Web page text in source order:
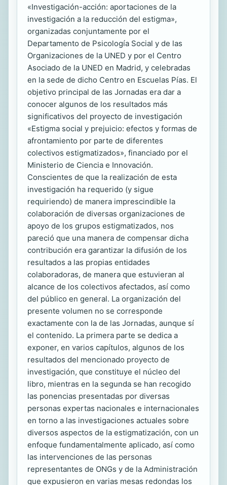
«Investigación-acción: aportaciones de la
investigación a la reducción del estigma»,
organizadas conjuntamente por el
Departamento de Psicología Social y de las
Organizaciones de la UNED y por el Centro
Asociado de la UNED en Madrid, y celebradas
en la sede de dicho Centro en Escuelas Pías. El
objetivo principal de las Jornadas era dar a
conocer algunos de los resultados más
significativos del proyecto de investigación
«Estigma social y prejuicio: efectos y formas de
afrontamiento por parte de diferentes
colectivos estigmatizados», financiado por el
Ministerio de Ciencia e Innovación.
Conscientes de que la realización de esta
investigación ha requerido (y sigue
requiriendo) de manera imprescindible la
colaboración de diversas organizaciones de
apoyo de los grupos estigmatizados, nos
pareció que una manera de compensar dicha
contribución era garantizar la difusión de los
resultados a las propias entidades
colaboradoras, de manera que estuvieran al
alcance de los colectivos afectados, así como
del público en general. La organización del
presente volumen no se corresponde
exactamente con la de las Jornadas, aunque sí
el contenido. La primera parte se dedica a
exponer, en varios capítulos, algunos de los
resultados del mencionado proyecto de
investigación, que constituye el núcleo del
libro, mientras en la segunda se han recogido
las ponencias presentadas por diversas
personas expertas nacionales e internacionales
en torno a las investigaciones actuales sobre
diversos aspectos de la estigmatización, con un
enfoque fundamentalmente aplicado, así como
las intervenciones de las personas
representantes de ONGs y de la Administración
que expusieron en varias mesas redondas los